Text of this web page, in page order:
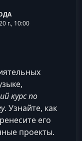
г., 10:00
курс по
. Узнайте, как
его
проекты.